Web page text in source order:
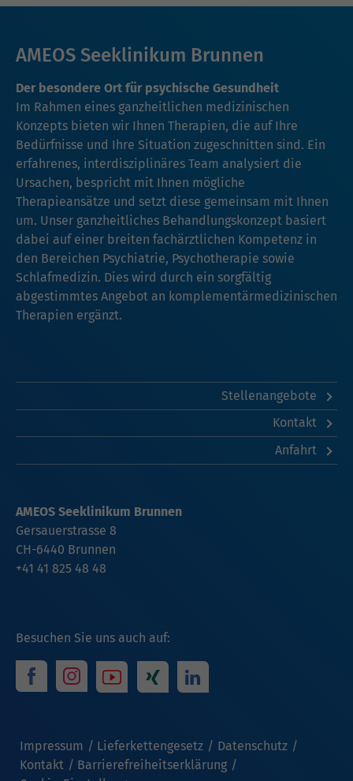
AMEOS Seeklinikum Brunnen
Der besondere Ort für psychische Gesundheit
Im Rahmen eines ganzheitlichen medizinischen
Konzepts bieten wir Ihnen Therapien, die auf Ihre
Bedürfnisse und Ihre Situation zugeschnitten sind. Ein
erfahrenes, interdisziplinäres Team analysiert die
Ursachen, bespricht mit Ihnen mögliche
Therapieansätze und setzt diese gemeinsam mit Ihnen
um. Unser ganzheitliches Behandlungskonzept basiert
dabei auf einer breiten fachärztlichen Kompetenz in
den Bereichen Psychiatrie, Psychotherapie sowie
Schlafmedizin. Dies wird durch ein sorgfältig
abgestimmtes Angebot an komplementärmedizinischen
Therapien ergänzt.
Stellenangebote
Kontakt
Anfahrt
Besuchen Sie uns auch auf:
Impressum Lieferkettengesetz
Datenschutz
Kontakt
Barrierefreiheitserklärung
AMEOS Seeklinikum Brunnen
Gersauerstrasse 8
CH-6440 Brunnen
+41 41 825 48 48